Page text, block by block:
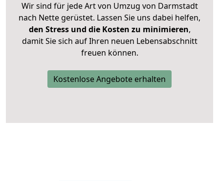
Wir sind für jede Art von Umzug von Darmstadt
nach Nette gerüstet. Lassen Sie uns dabei helfen,
den Stress und die Kosten zu minimieren,
damit Sie sich auf Ihren neuen Lebensabschnitt
freuen können.
Kostenlose Angebote erhalten